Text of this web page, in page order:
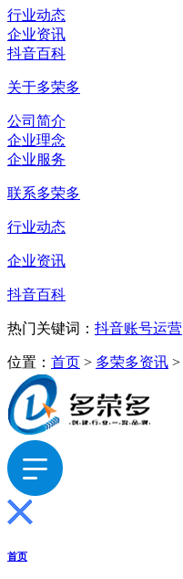
行业动态
企业资讯
抖音百科
关于多荣多
公司简介
企业理念
企业服务
联系多荣多
行业动态
企业资讯
抖音百科
热门关键词： 抖音账号运营
位置： 首页 > 多荣多资讯 >
首页